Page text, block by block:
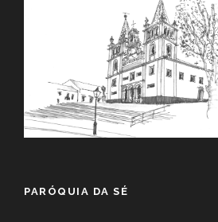
PARÓQUIA DA SÉ